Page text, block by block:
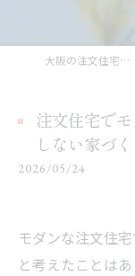
大阪の注文住宅なら株式会社アスター
注文住宅で
しない家づ
2026/05/24
モダンな注文住
と考えたことは